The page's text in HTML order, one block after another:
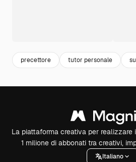
precettore tutor personale
La piattaforma creativa per realizzare
1 milione di abbonati tra creativi,
Italiano